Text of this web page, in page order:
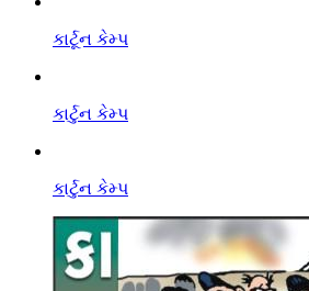
કાર્ટૂન કેમ્પ
કાર્ટુન કેમ્પ
કાર્ટુન કેમ્પ